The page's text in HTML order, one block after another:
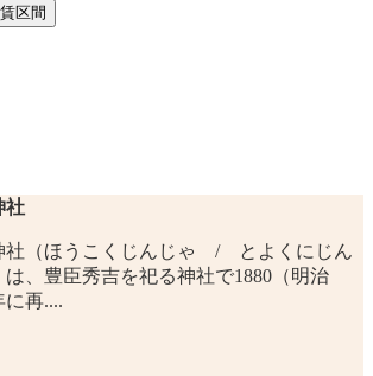
区間
社
社（ほうこくじんじゃ / とよくにじん
は、豊臣秀吉を祀る神社で1880（明治
に再....